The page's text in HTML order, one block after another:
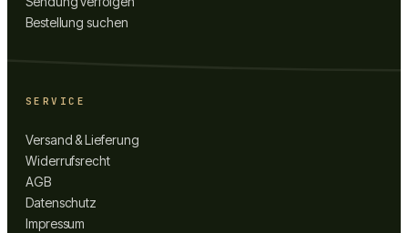
Bestellung suchen
SERVICE
Versand & Lieferung
Widerrufsrecht
AGB
Datenschutz
Impressum